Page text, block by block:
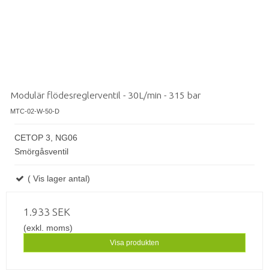
Modulär flödesreglerventil - 30L/min - 315 bar
MTC-02-W-50-D
CETOP 3, NG06
Smörgåsventil
( Vis lager antal)
1.933 SEK
(exkl. moms)
Visa produkten